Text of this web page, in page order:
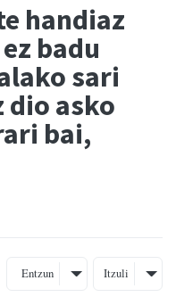
handiaz
badu
sari
dio asko
bai,
Entzun Itzuli